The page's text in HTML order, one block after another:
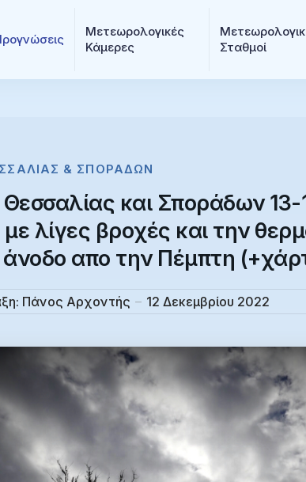
Μετεωρολογικές
Κάμερες
Σταθμοί
& ΣΠΟΡΆΔΩΝ
και Σποράδων 13-
λίγες βροχές και την
άνοδο απο την Πέμπτη
Πάνος Αρχοντής 12 Δεκεμβρίου 2022